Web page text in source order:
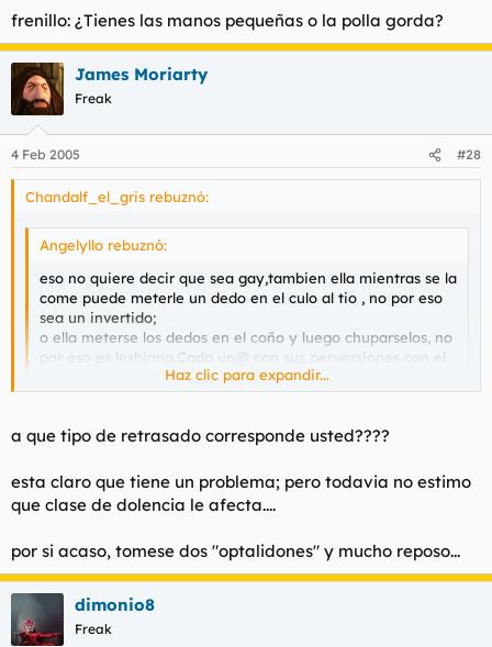
frenillo: ¿Tienes las manos pequeñas o la polla gorda?
James Moriarty
Freak
4 Feb 2005 #28
Chandalf_el_gris rebuznó:
Angelyllo rebuznó:
eso no quiere decir que sea gay,tambien ella mientras se la
come puede meterle un dedo en el culo al tio , no por eso
sea un invertido;
o ella meterse los dedos en el coño y luego chuparselos, no
por eso es lesbiana.Cada un@ con sus perversiones con el
consentimiento mutuo no hay problema alguno
Haz clic para expandir...
Tu lo que eres un tonto con adsl,es lo que tiene españa hoy en
dia, que a los gitanos y a los discapacitados se lo dan todo
Haz clic para expandir...
a que tipo de retrasado corresponde usted????
esta claro que tiene un problema; pero todavia no estimo
que clase de dolencia le afecta....
por si acaso, tomese dos "optalidones" y mucho reposo...
dimonio8
Freak